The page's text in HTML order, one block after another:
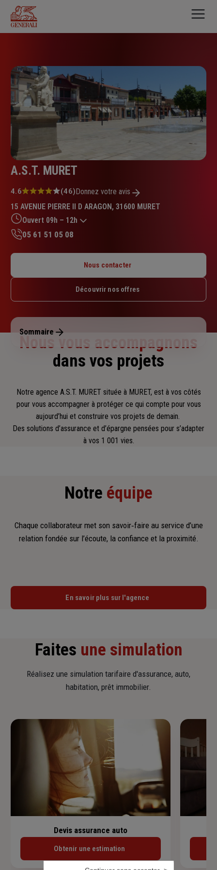
contenu
principal
A.S.T. MURET
Note
4.6
sur
5
étoiles
4.6 (46)Donnez votre avis
15 AVENUE PIERRE II D ARAGON, 31600 MURET
Ouvert 09h – 12h
Mardi : 09h – 12h / 14h – 18h
Jeudi : 09h – 12h / 14h – 18h
Dimanche : Fermé
05 61 51 05 08
Nous contacter
Découvrir nos offres
Sommaire
Nous vous accompagnons
dans vos projets
Notre agence A.S.T. MURET située à MURET, est à vos côtés
pour vous accompagner à protéger ce qui compte pour vous
aujourd’hui et construire vos projets de demain.
Des solutions d’assurance et d’épargne pensées pour s’adapter
à vos 1 001 vies.
Notre équipe
Chaque collaborateur met son savoir‑faire au service d’une
relation fondée sur l’écoute, la confiance et la proximité.
En savoir plus sur l'agence
Faites une simulation
Réalisez une simulation tarifaire d'assurance, auto,
habitation, prêt immobilier.
Devis assurance auto
Obtenir une estimation